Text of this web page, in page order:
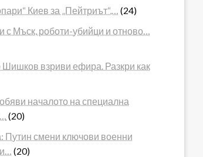
Киев за „Пейтриът“,…
(24)
с Мъск, роботи-убийци и отново…
взриви ефира. Разкри как
началото на специална
(20)
Путин смени ключови военни
(20)